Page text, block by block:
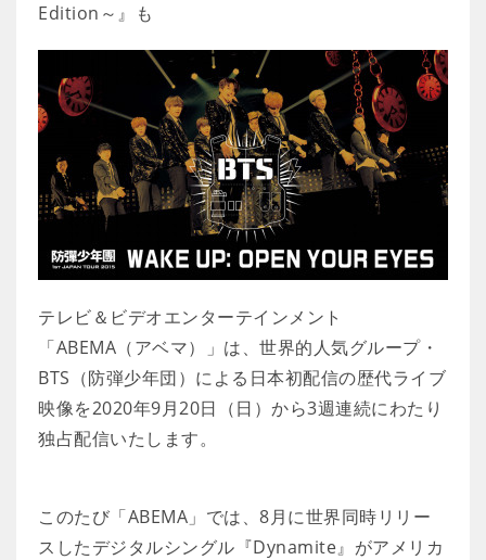
Edition～』も
テレビ＆ビデオエンターテインメント
「ABEMA（アベマ）」は、世界的人気グループ・
BTS（防弾少年団）による日本初配信の歴代ライブ
映像を2020年9月20日（日）から3週連続にわたり
独占配信いたします。
このたび「ABEMA」では、8月に世界同時リリー
スしたデジタルシングル『Dynamite』がアメリカ